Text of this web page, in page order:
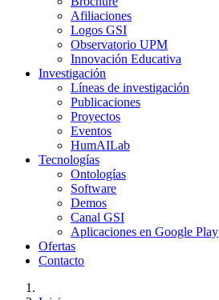
Afiliaciones
Logos GSI
Observatorio UPM
Innovación Educativa
Investigación
Líneas de investigación
Publicaciones
Proyectos
Eventos
HumAILab
Tecnologías
Ontologías
Software
Demos
Canal GSI
Aplicaciones en Google Play
Ofertas
Contacto